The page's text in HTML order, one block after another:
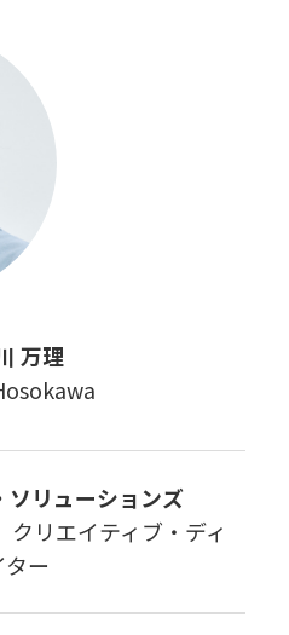
万理
ソリューションズ
リエイティブ・ディ
ー